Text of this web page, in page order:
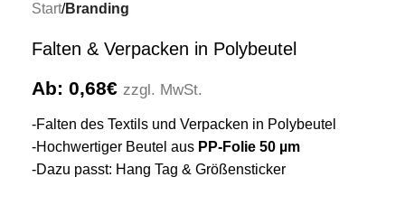
Start Branding
Falten & Verpacken in Polybeutel
Ab: 0,68€ zzgl. MwSt.
-Falten des Textils und Verpacken in Polybeutel
-Hochwertiger Beutel aus PP-Folie 50 µm
-Dazu passt: Hang Tag & Größensticker